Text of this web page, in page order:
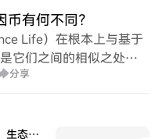
有何不同？
Life）在根本上与基于
它们之间的相似之处更
参与和市场策略，我们必
了独特的价值
分享
生态、